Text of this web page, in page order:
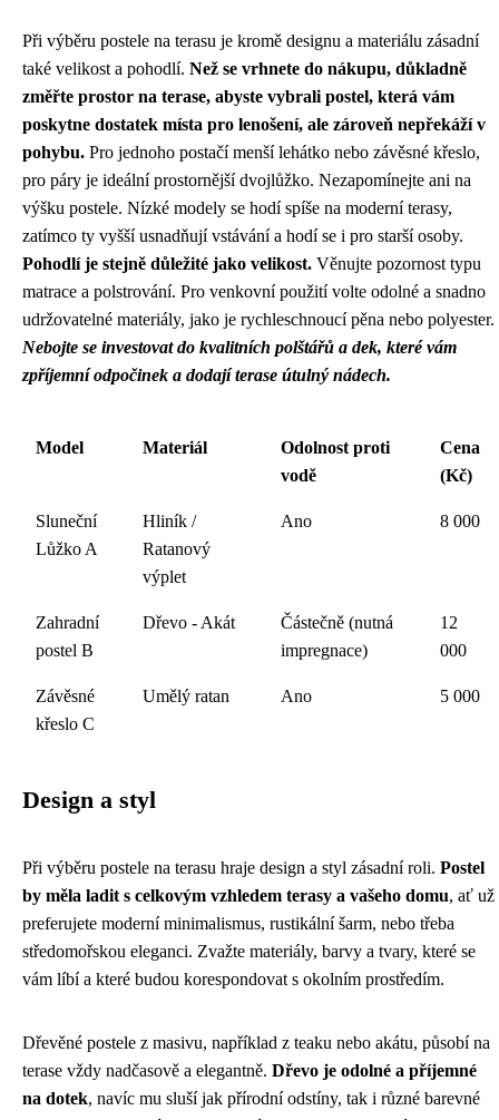
Při výběru postele na terasu je kromě designu a materiálu zásadní
také velikost a pohodlí. Než se vrhnete do nákupu, důkladně
změřte prostor na terase, abyste vybrali postel, která vám
poskytne dostatek místa pro lenošení, ale zároveň nepřekáží v
pohybu. Pro jednoho postačí menší lehátko nebo závěsné křeslo,
pro páry je ideální prostornější dvojlůžko. Nezapomínejte ani na
výšku postele. Nízké modely se hodí spíše na moderní terasy,
zatímco ty vyšší usnadňují vstávání a hodí se i pro starší osoby.
Pohodlí je stejně důležité jako velikost. Věnujte pozornost typu
matrace a polstrování. Pro venkovní použití volte odolné a snadno
udržovatelné materiály, jako je rychleschnoucí pěna nebo polyester.
Nebojte se investovat do kvalitních polštářů a dek, které vám
zpříjemní odpočinek a dodají terase útulný nádech.
Model Materiál
Odolnost proti
vodě
Cena
(Kč)
Sluneční
Lůžko A
Hliník /
Ratanový
výplet
Ano 8 000
Zahradní
postel B
Dřevo - Akát
Částečně (nutná
impregnace)
12
000
Závěsné
křeslo C
Umělý ratan Ano 5 000
Design a styl
Při výběru postele na terasu hraje design a styl zásadní roli. Postel
by měla ladit s celkovým vzhledem terasy a vašeho domu, ať už
preferujete moderní minimalismus, rustikální šarm, nebo třeba
středomořskou eleganci. Zvažte materiály, barvy a tvary, které se
vám líbí a které budou korespondovat s okolním prostředím.
Dřevěné postele z masivu, například z teaku nebo akátu, působí na
terase vždy nadčasově a elegantně. Dřevo je odolné a příjemné
na dotek, navíc mu sluší jak přírodní odstíny, tak i různé barevné